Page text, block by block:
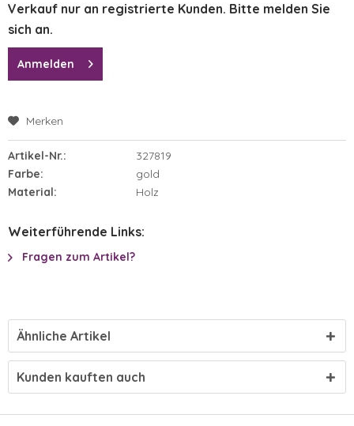
Verkauf nur an registrierte Kunden. Bitte melden Sie
sich an.
Anmelden
Merken
Artikel-Nr.:
327819
Farbe:
gold
Material:
Holz
Weiterführende Links:
Fragen zum Artikel?
Ähnliche Artikel
Kunden kauften auch